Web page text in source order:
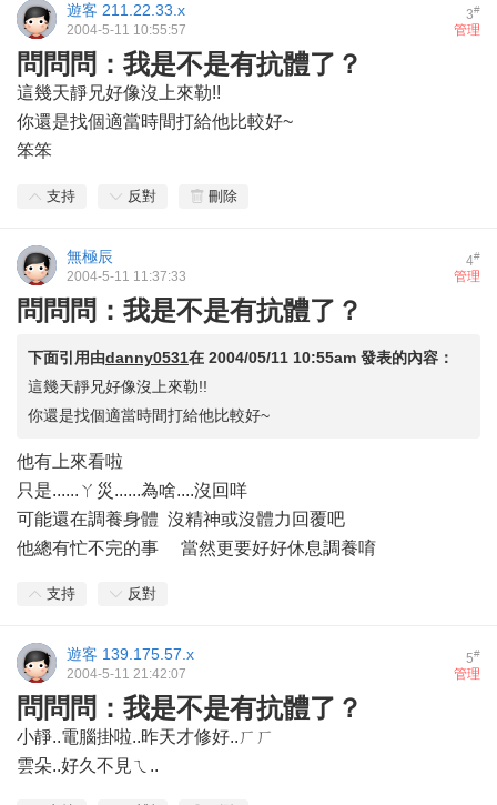
3#
遊客 211.22.33.x
管理
2004-5-11 10:55:57
問問問：我是不是有抗體了？
這幾天靜兄好像沒上來勒!!
你還是找個適當時間打給他比較好~
笨笨
支持 反對 刪除
4#
無極辰
管理
2004-5-11 11:37:33
問問問：我是不是有抗體了？
下面引用由danny0531在 2004/05/11 10:55am 發表的內容：
這幾天靜兄好像沒上來勒!!
你還是找個適當時間打給他比較好~
他有上來看啦
只是......ㄚ災......為啥....沒回咩
可能還在調養身體 沒精神或沒體力回覆吧
他總有忙不完的事 當然更要好好休息調養唷
支持 反對
5#
遊客 139.175.57.x
管理
2004-5-11 21:42:07
問問問：我是不是有抗體了？
小靜..電腦掛啦..昨天才修好..ㄏㄏ
雲朵..好久不見ㄟ..